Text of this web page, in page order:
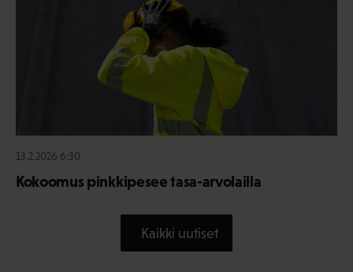
13.2.2026 6:30
Kokoomus pinkkipesee tasa-arvolailla
Kaikki uutiset